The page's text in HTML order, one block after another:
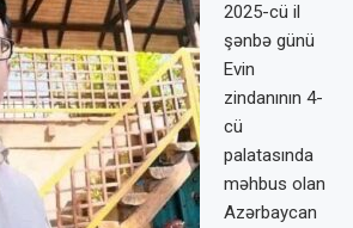
2025-cü il
şənbə günü
Evin
zindanının 4-
cü
palatasında
məhbus olan
Azərbaycan